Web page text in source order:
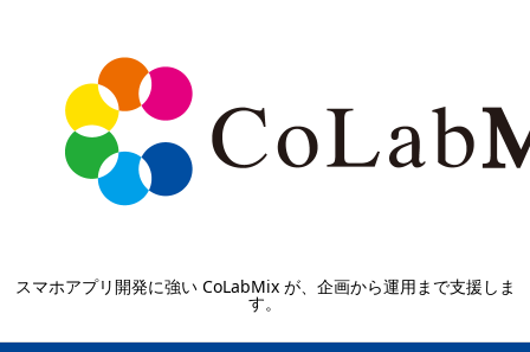
スマホアプリ開発に強い CoLabMix が、企画から運用まで支援しま
す。